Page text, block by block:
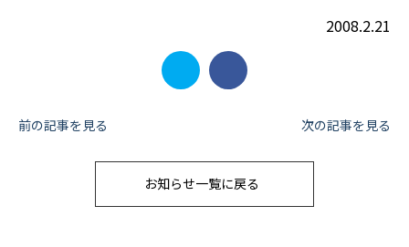
2008.2.21
投
前の記事を見る 次の記事を見る
お知らせ一覧に戻る